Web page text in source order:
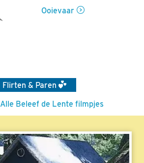
Ooievaar
Flirten & Paren
Alle Beleef de Lente filmpjes